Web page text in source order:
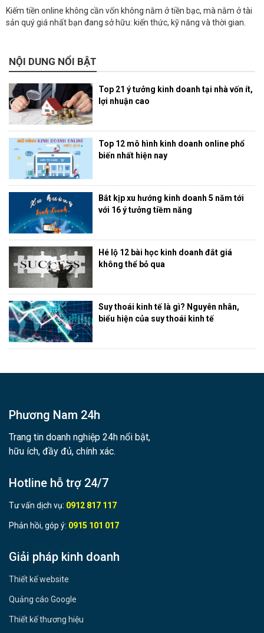
Kiếm tiền online không cần vốn không nằm ở tiền bạc, mà nằm ở tài
sản quý giá nhất bạn đang sở hữu: kiến thức, kỹ năng và thời gian.
NỘI DUNG NỔI BẬT
Top 21 ý tưởng kinh doanh tại nhà vốn ít,
lợi nhuận cao
Top 12 mô hình kinh doanh online phổ
biến nhất hiện nay
Bắt kịp xu hướng kinh doanh 5 năm tới
với 16 ý tưởng tiềm năng
Hé lộ 12 bài học kinh doanh đắt giá
không thể bỏ qua
Suy thoái kinh tế là gì? Nguyên nhân,
biểu hiện của suy thoái kinh tế
Phương Nam 24h
Trang tin doanh nghiệp 24h nổi bật,
hữu ích, đầy đủ, chính xác.
Hotline hỗ trợ 24/7
Tư vấn dịch vụ: 0912 817 117
Phản hồi, góp ý: 0915 101 017
Giải pháp kinh doanh
Thiết kế website
Quảng cáo Google
Thiết kế thương hiệu